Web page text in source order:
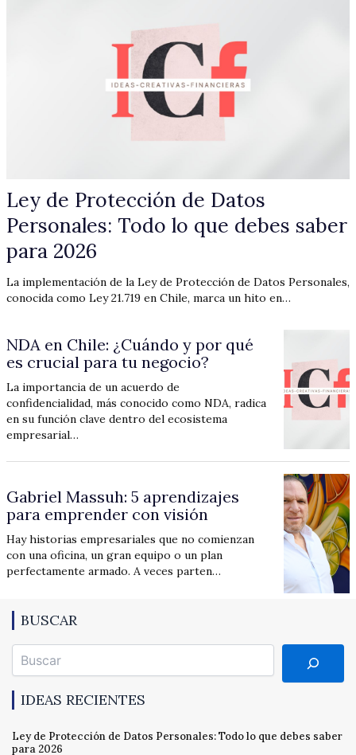
Ley de Protección de Datos
Personales: Todo lo que debes saber
para 2026
La implementación de la Ley de Protección de Datos Personales,
conocida como Ley 21.719 en Chile, marca un hito en…
NDA en Chile: ¿Cuándo y por qué
es crucial para tu negocio?
La importancia de un acuerdo de
confidencialidad, más conocido como NDA, radica
en su función clave dentro del ecosistema
empresarial…
Gabriel Massuh: 5 aprendizajes
para emprender con visión
Hay historias empresariales que no comienzan
con una oficina, un gran equipo o un plan
perfectamente armado. A veces parten…
BUSCAR
Buscar
IDEAS RECIENTES
Ley de Protección de Datos Personales: Todo lo que debes saber
para 2026